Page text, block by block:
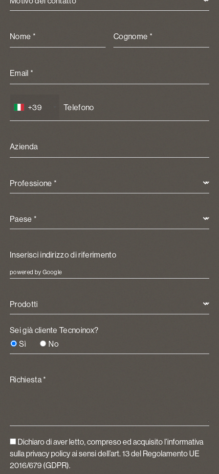
Nome * Cognome *
Email *
+39
Azienda
Professione *
Paese *
powered by Google
Prodotti
Sei già cliente Tecnoinox?
Sì
No
Richiesta *
Dichiaro di aver letto, compreso ed acquisito l’informativa
sulla privacy policyai sensi dell’art. 13 del Regolamento UE
2016/679 (GDPR).